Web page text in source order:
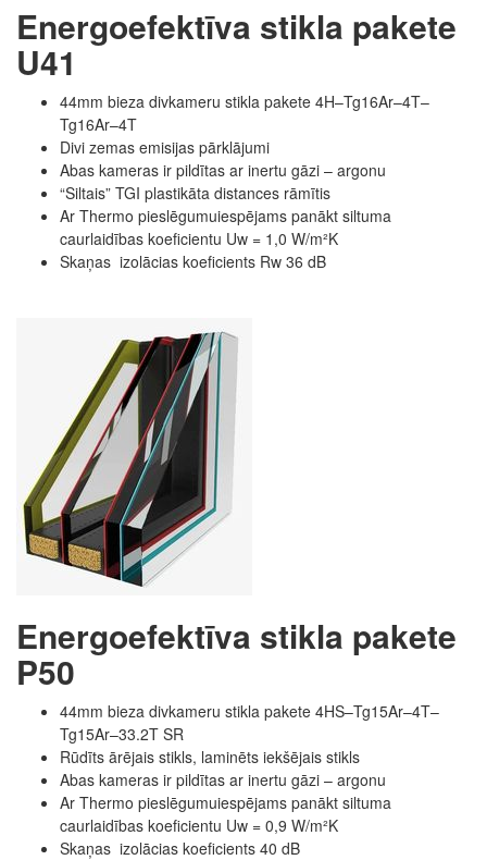
Energoefektīva stikla pakete
U41
44mm bieza divkameru stikla pakete 4H–Tg16Ar–4T–
Tg16Ar–4T
Divi zemas emisijas pārklājumi
Abas kameras ir pildītas ar inertu gāzi – argonu
“Siltais” TGI plastikāta distances rāmītis
Ar Thermo pieslēgumuiespējams panākt siltuma
caurlaidības koeficientu Uw = 1,0 W/m²K
Skaņas izolācias koeficients Rw 36 dB
Energoefektīva stikla pakete
P50
44mm bieza divkameru stikla pakete 4HS–Tg15Ar–4T–
Tg15Ar–33.2T SR
Rūdīts ārējais stikls, laminēts iekšējais stikls
Abas kameras ir pildītas ar inertu gāzi – argonu
Ar Thermo pieslēgumuiespējams panākt siltuma
caurlaidības koeficientu Uw = 0,9 W/m²K
Skaņas izolācias koeficients 40 dB